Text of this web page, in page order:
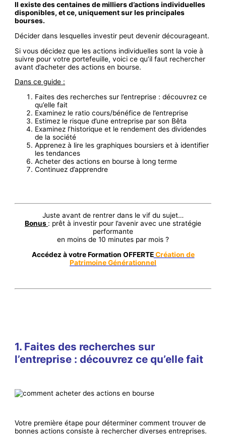
Il existe des centaines de milliers d’actions individuelles
disponibles, et ce, uniquement sur les principales
bourses.
Décider dans lesquelles investir peut devenir décourageant.
Si vous décidez que les actions individuelles sont la voie à
suivre pour votre portefeuille, voici ce qu’il faut rechercher
avant d’acheter des actions en bourse.
Dans ce guide :
Faites des recherches sur l’entreprise : découvrez ce
qu’elle fait
Examinez le ratio cours/bénéfice de l’entreprise
Estimez le risque d’une entreprise par son Bêta
Examinez l’historique et le rendement des dividendes
de la société
Apprenez à lire les graphiques boursiers et à identifier
les tendances
Acheter des actions en bourse à long terme
Continuez d’apprendre
Juste avant de rentrer dans le vif du sujet…
Bonus : prêt à investir pour l’avenir avec une stratégie
performante
en moins de 10 minutes par mois ?
Accédez à votre Formation OFFERTECréation de
Patrimoine Générationnel
1. Faites des recherches sur
l’entreprise : découvrez ce qu’elle fait
Votre première étape pour déterminer comment trouver de
bonnes actions consiste à rechercher diverses entreprises.